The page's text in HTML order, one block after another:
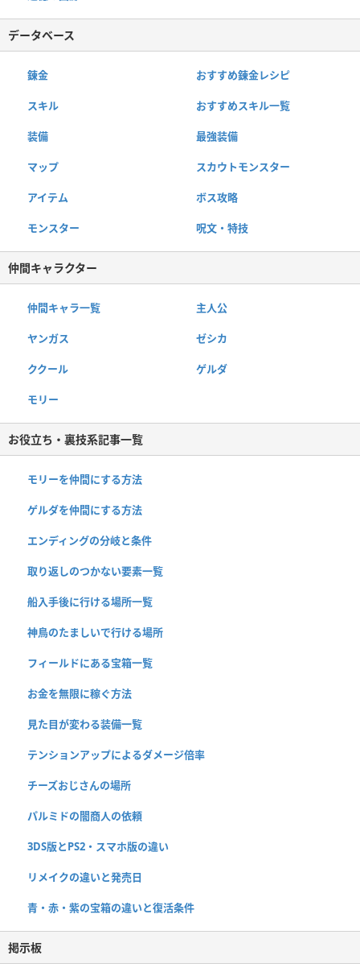
データベース
錬金 おすすめ錬金レシピ
スキル おすすめスキル一覧
装備 最強装備
マップ スカウトモンスター
アイテム ボス攻略
モンスター 呪文・特技
仲間キャラクター
仲間キャラ一覧 主人公
ヤンガス ゼシカ
ククール ゲルダ
モリー
お役立ち・裏技系記事一覧
モリーを仲間にする方法
ゲルダを仲間にする方法
エンディングの分岐と条件
取り返しのつかない要素一覧
船入手後に行ける場所一覧
神鳥のたましいで行ける場所
フィールドにある宝箱一覧
お金を無限に稼ぐ方法
見た目が変わる装備一覧
テンションアップによるダメージ倍率
チーズおじさんの場所
パルミドの闇商人の依頼
3DS版とPS2・スマホ版の違い
リメイクの違いと発売日
青・赤・紫の宝箱の違いと復活条件
掲示板